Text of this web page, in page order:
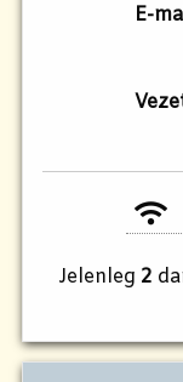
E-
Jelenleg 2